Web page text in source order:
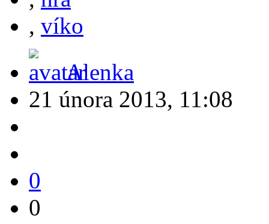
, víko
Alenka
21 února 2013, 11:08
0
0